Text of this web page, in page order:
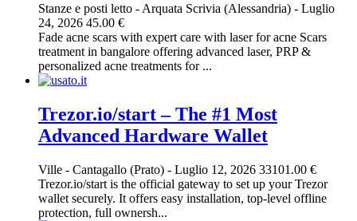
Stanze e posti letto -Arquata Scrivia (Alessandria) - Luglio
24, 2026 45.00 €
Fade acne scars with expert care with laser for acne Scars
treatment in bangalore offering advanced laser, PRP &
personalized acne treatments for ...
Trezor.io/start – The #1 Most
Advanced Hardware Wallet
Ville - Cantagallo (Prato) - Luglio 12, 2026 33101.00 €
Trezor.io/start is the official gateway to set up your Trezor
wallet securely. It offers easy installation, top-level offline
protection, full ownersh...